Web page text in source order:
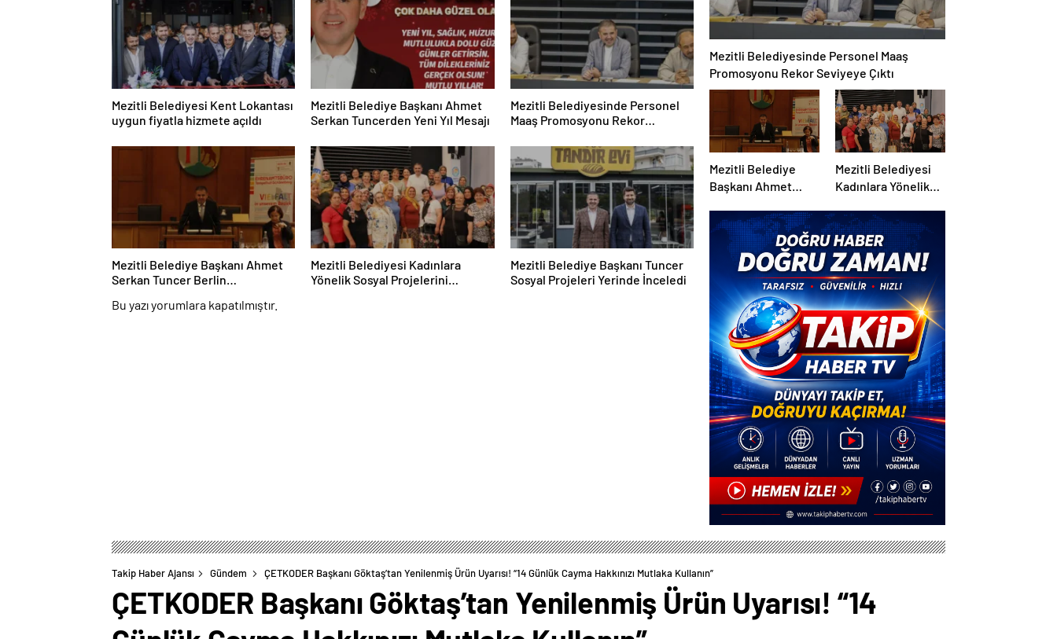
Mezitli Belediyesi Kent Lokantası
uygun fiyatla hizmete açıldı
Mezitli Belediye Başkanı Ahmet
Serkan Tuncerden Yeni Yıl Mesajı
Mezitli Belediyesinde Personel
Maaş Promosyonu Rekor
Mezitli Belediye Başkanı Ahmet
Serkan Tuncer Berlin
Mezitli Belediyesi Kadınlara
Yönelik Sosyal Projelerini
Mezitli Belediye Başkanı Tuncer
Sosyal Projeleri Yerinde İnceledi
Bu yazı yorumlara kapatılmıştır.
Mezitli Belediyesinde Personel Maaş
Promosyonu Rekor Seviyeye Çıktı
Mezitli Belediye
Başkanı Ahmet
Berlin Temaslarında
Mezitli Belediyesi
Kadınlara Yönelik
Genişletiyor
Takip Haber Ajansı Gündem ÇETKODER Başkanı Göktaş’tan Yenilenmiş Ürün Uyarısı! “14 Günlük Cayma Hakkınızı Mutlaka Kullanın”
ÇETKODER Başkanı Göktaş’tan Yenilenmiş Ürün Uyarısı! “14